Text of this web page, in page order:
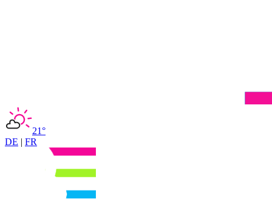
21°
DE | FR